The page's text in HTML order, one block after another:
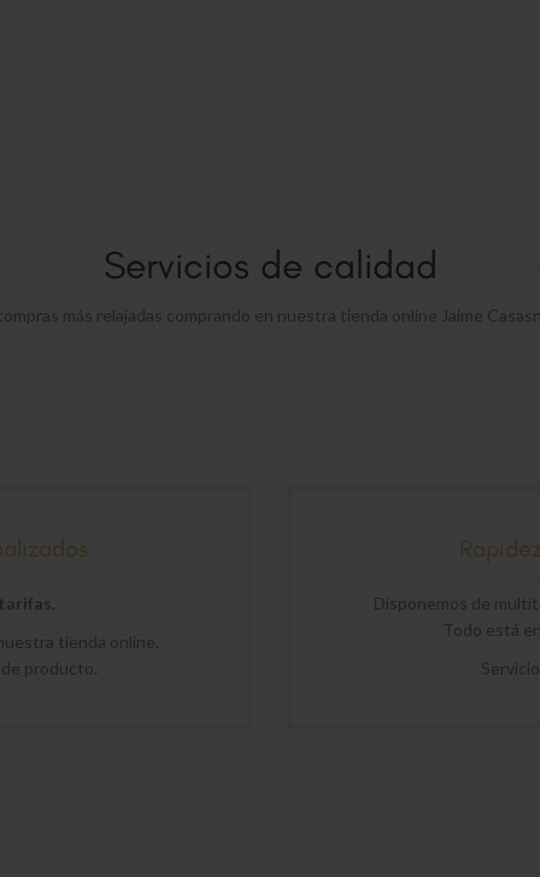
Servicios de calidad
más relajadas comprando en nuestra tienda online Jaime
tienda online.
producto.
Disponemos de
Todo está